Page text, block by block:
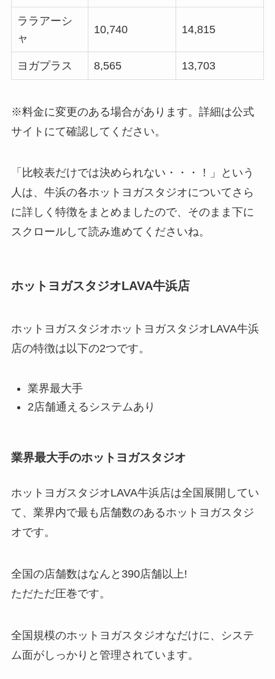
ララアーシ
ャ
10,740 14,815
ヨガプラス 8,565 13,703
※料金に変更のある場合があります。詳細は公式
サイトにて確認してください。
「比較表だけでは決められない・・・！」という
人は、牛浜の各ホットヨガスタジオについてさら
に詳しく特徴をまとめましたので、そのまま下に
スクロールして読み進めてくださいね。
ホットヨガスタジオLAVA牛浜店
ホットヨガスタジオホットヨガスタジオLAVA牛浜
店の特徴は以下の2つです。
業界最大手
2店舗通えるシステムあり
業界最大手のホットヨガスタジオ
ホットヨガスタジオLAVA牛浜店は全国展開してい
て、業界内で最も店舗数のあるホットヨガスタジ
オです。
全国の店舗数はなんと 390店舗以上!
ただただ圧巻です。
全国規模のホットヨガスタジオなだけに、システ
ム面がしっかりと管理されています。